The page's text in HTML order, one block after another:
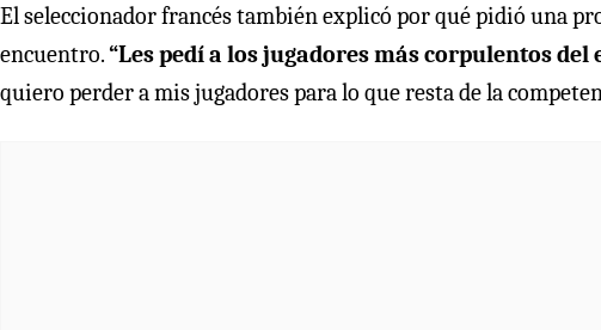
El seleccionador francés también explicó por qué pidió una
encuentro.“Les pedí a los jugadores más corpulentos
quiero perder a mis jugadores para lo que resta de la